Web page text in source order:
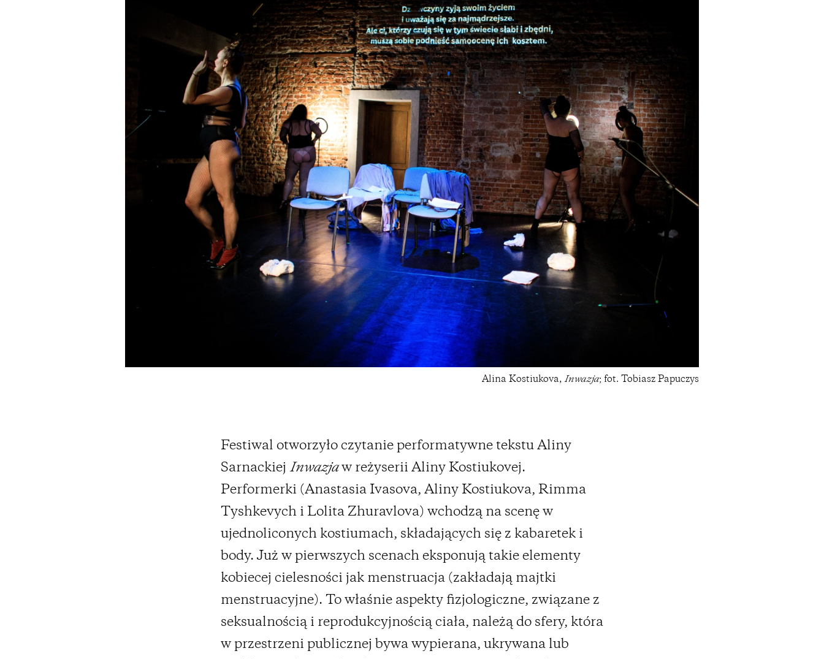
Alina Kostiukova, Inwazja; fot. Tobiasz Papuczys
Festiwal otworzyło czytanie performatywne tekstu Aliny
Sarnackiej Inwazjaw reżyserii Aliny Kostiukovej.
Performerki (Anastasia Ivasova, Aliny Kostiukova, Rimma
Tyshkevych i Lolita Zhuravlova) wchodzą na scenę w
ujednoliconych kostiumach, składających się z kabaretek i
body. Już w pierwszych scenach eksponują takie elementy
kobiecej cielesności jak menstruacja (zakładają majtki
menstruacyjne). To właśnie aspekty fizjologiczne, związane z
seksualnością i reprodukcyjnością ciała, należą do sfery, która
w przestrzeni publicznej bywa wypierana, ukrywana lub